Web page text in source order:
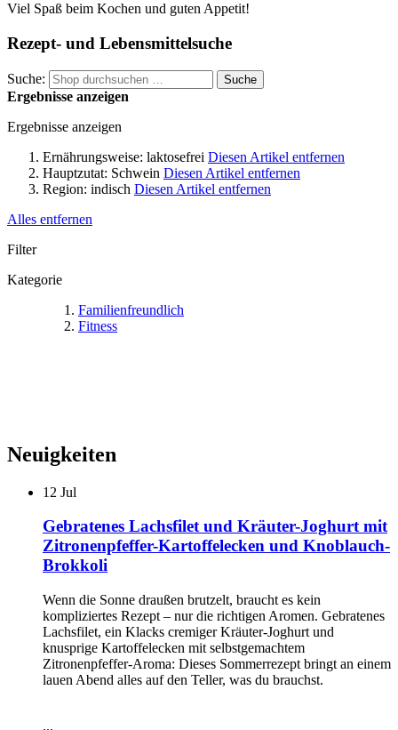
Viel Spaß beim Kochen und guten Appetit!
Rezept- und Lebensmittelsuche
Suche: Suche
Ergebnisse anzeigen
Ergebnisse anzeigen
Ernährungsweise: laktosefrei Diesen Artikel entfernen
Hauptzutat: Schwein Diesen Artikel entfernen
Region: indisch Diesen Artikel entfernen
Alles entfernen
Filter
Kategorie
Familienfreundlich
Fitness
Neuigkeiten
12 Jul
Gebratenes Lachsfilet und Kräuter-Joghurt mit
Zitronenpfeffer-Kartoffelecken und Knoblauch-
Brokkoli
Wenn die Sonne draußen brutzelt, braucht es kein
kompliziertes Rezept – nur die richtigen Aromen. Gebratenes
Lachsfilet, ein Klacks cremiger Kräuter-Joghurt und
knusprige Kartoffelecken mit selbstgemachtem
Zitronenpfeffer-Aroma: Dieses Sommerrezept bringt an einem
lauen Abend alles auf den Teller, was du brauchst.
...